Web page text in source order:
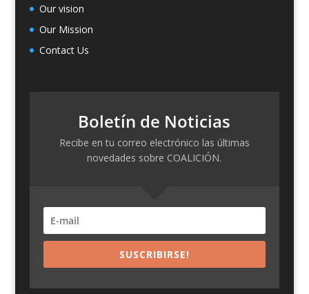
Our vision
Our Mission
Contact Us
Boletín de Noticias
Recibe en tu correo electrónico las últimas
novedades sobre COALICIÓN.
SUSCRIBIRSE!